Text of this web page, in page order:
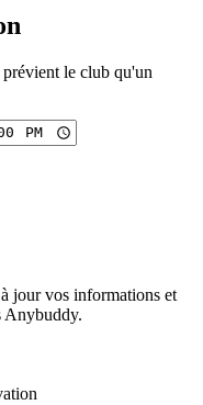
le club qu'un
jour vos informations et
Anybuddy.